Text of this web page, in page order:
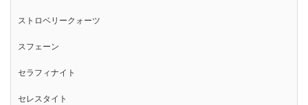
ストロベリークォーツ
スフェーン
セラフィナイト
セレスタイト